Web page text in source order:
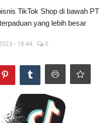
TikTok Shop di bawah PT
yang lebih besar
- 18:44 0